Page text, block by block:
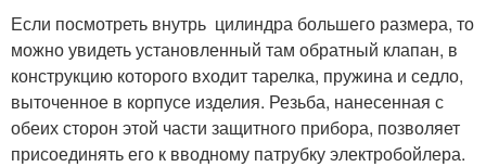
Если посмотреть внутрь цилиндра большего размера, то
можно увидеть установленный там обратный клапан, в
конструкцию которого входит тарелка, пружина и седло,
выточенное в корпусе изделия. Резьба, нанесенная с
обеих сторон этой части защитного прибора, позволяет
присоединять его к вводному патрубку электробойлера.